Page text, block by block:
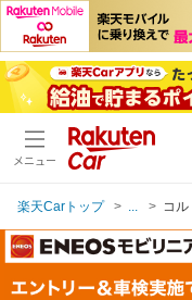
メニュー
楽天Carトップ コ